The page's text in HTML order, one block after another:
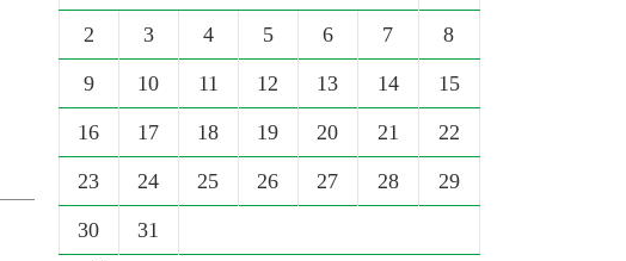
2 3 4 5 6 7 8
9 10 11 12 13 14 15
16 17 18 19 20 21 22
23 24 25 26 27 28 29
30
31